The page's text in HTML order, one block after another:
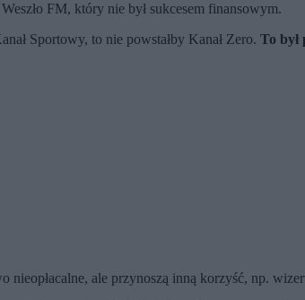
FM, który nie był sukcesem finansowym.
Sportowy, to nie powstałby Kanał Zero. To był
nieopłacalne, ale przynoszą inną korzyść, np.